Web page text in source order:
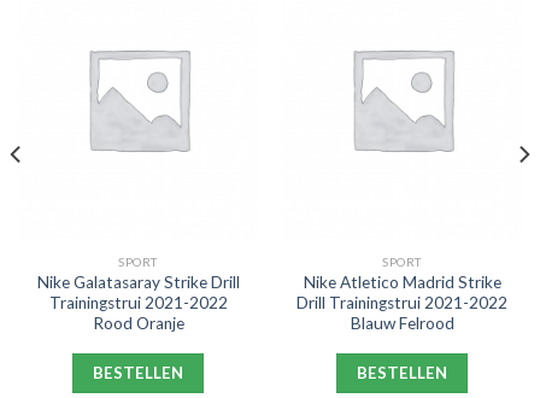
SPORT
Nike Galatasaray Strike Drill
Trainingstrui 2021-2022
Rood Oranje
BESTELLEN
SPORT
Nike Atletico Madrid Strike
Drill Trainingstrui 2021-2022
Blauw Felrood
BESTELLEN